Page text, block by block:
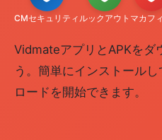
CMセキュリティ ルックアウト マカフ
VidmateアプリとAPKをダ
う。簡単にインストール
ロードを開始できます。